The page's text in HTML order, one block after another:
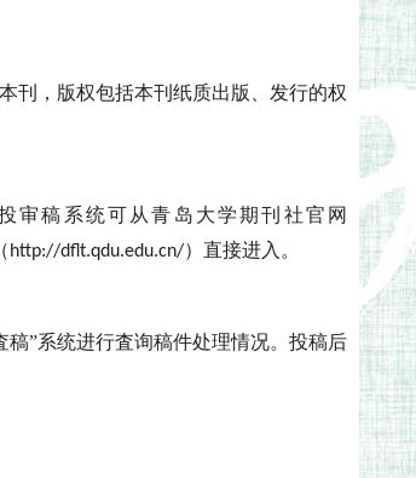
刊，版权包括本刊纸质出版、发行的权
审稿系统可从青岛大学期刊社官网
http://dflt.qdu.edu.cn/）直接进入。
稿”系统进行査询稿件处理情况。投稿后